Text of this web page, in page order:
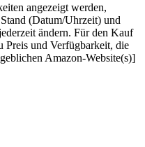
angezeigt werden,
(Datum/Uhrzeit) und
ändern. Für den Kauf
Preis und Verfügbarkeit, die
Amazon-Website(s)]